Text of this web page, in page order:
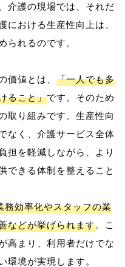
介護の現場では、それだ
における生産性向上は、
られるのです。
価値とは、 「一人でも多
ること」です。そのため
取り組みです。生産性向
なく、介護サービス全体
担を軽減しながら、より
できる体制を整えること
務効率化やスタッフの業
などが挙げられます。こ
高まり、利用者だけでな
環境が実現します。